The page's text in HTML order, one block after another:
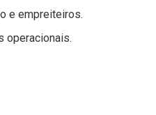
e empreiteiros.
operacionais.